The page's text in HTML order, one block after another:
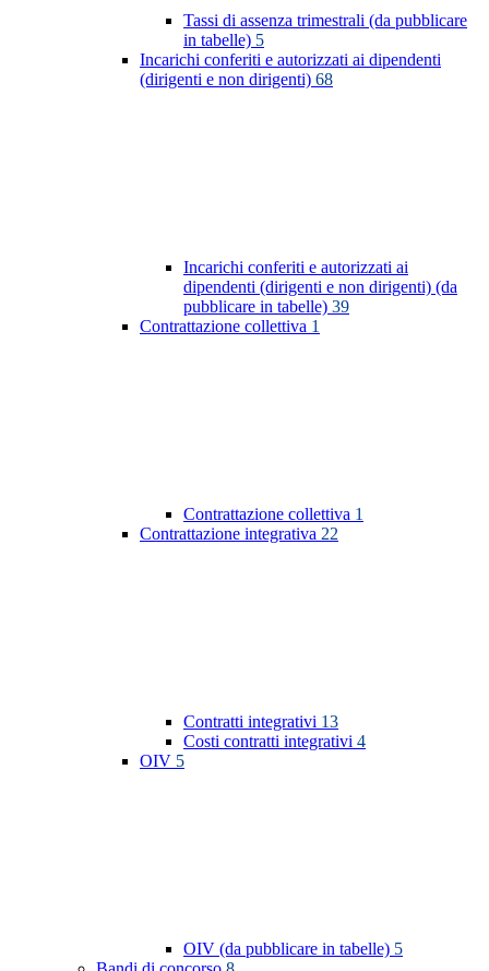
Tassi di assenza trimestrali (da pubblicare
in tabelle) 5
Incarichi conferiti e autorizzati ai dipendenti
(dirigenti e non dirigenti) 68
Incarichi conferiti e autorizzati ai
dipendenti (dirigenti e non dirigenti) (da
pubblicare in tabelle) 39
Contrattazione collettiva 1
Contrattazione collettiva 1
Contrattazione integrativa 22
Contratti integrativi 13
Costi contratti integrativi 4
OIV 5
OIV (da pubblicare in tabelle) 5